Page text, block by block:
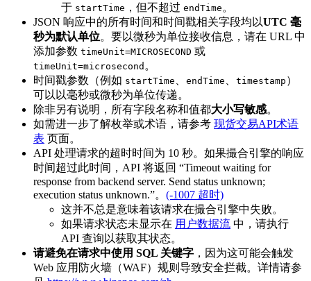
于 startTime ，但不超过 endTime 。
JSON 响应中的所有时间和时间戳相关字段均以UTC 毫
秒为默认单位。要以微秒为单位接收信息，请在 URL 中
添加参数 timeUnit=MICROSECOND 或
timeUnit=microsecond 。
时间戳参数（例如 startTime endTime timestamp ）
可以以毫秒或微秒为单位传递。
除非另有说明，所有字段名称和值都大小写敏感。
如需进一步了解枚举或术语，请参考 现货交易API术语
表 页面。
API 处理请求的超时时间为 10 秒。如果撮合引擎的响应
时间超过此时间，API 将返回 “Timeout waiting for
response from backend server. Send status unknown;
execution status unknown.”。 (-1007 超时)
这并不总是意味着该请求在撮合引擎中失败。
如果请求状态未显示在 用户数据流 中，请执行
API 查询以获取其状态。
请避免在请求中使用 SQL 关键字 ，因为这可能会触发
Web 应用防火墙（WAF）规则导致安全拦截。详情请参